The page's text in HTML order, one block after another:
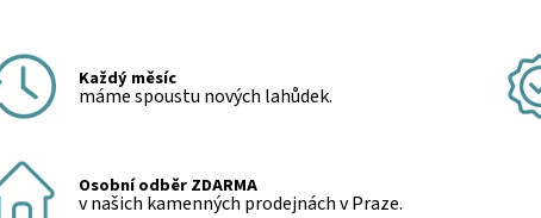
Každý měsíc
máme spoustu nových lahůdek.
Osobní odběr ZDARMA
v našich kamenných prodejnách v Praze.